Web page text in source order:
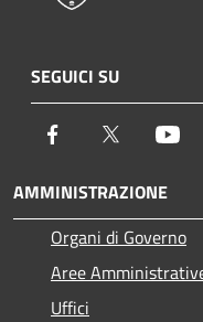
SEGUICI SU
Facebook Twitter
AMMINISTRAZIONE
Organi di Governo
Aree
Uffici